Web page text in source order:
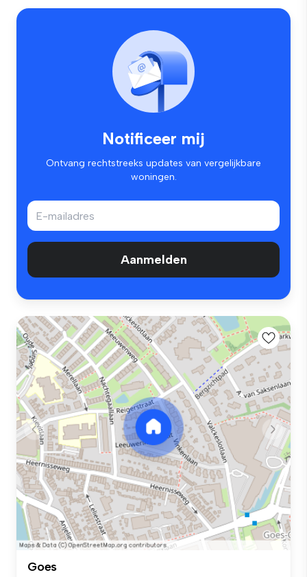
Notificeer mij
Ontvang rechtstreeks updates van vergelijkbare
woningen.
Aanmelden
Goes